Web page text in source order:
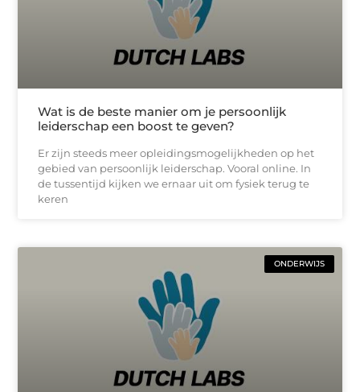
Wat is de beste manier om je persoonlijk
leiderschap een boost te geven?
Er zijn steeds meer opleidingsmogelijkheden op het
gebied van persoonlijk leiderschap. Vooral online. In
de tussentijd kijken we ernaar uit om fysiek terug te
keren
ONDERWIJS